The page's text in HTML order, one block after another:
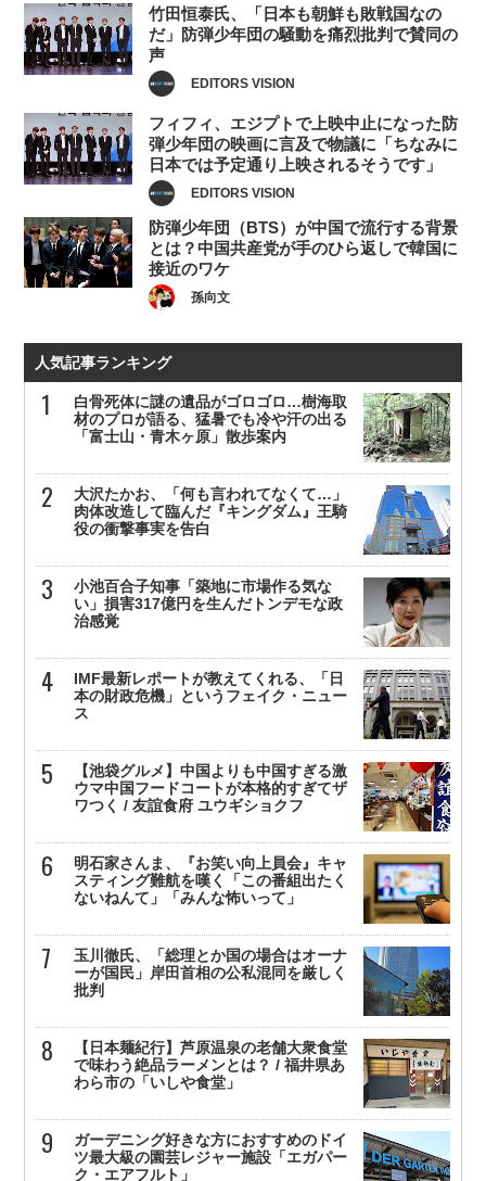
竹田恒泰氏、「日本も朝鮮も敗戦国なの
だ」防弾少年団の騒動を痛烈批判で賛同の
声
EDITORS VISION
フィフィ、エジプトで上映中止になった防
弾少年団の映画に言及で物議に「ちなみに
日本では予定通り上映されるそうです」
EDITORS VISION
防弾少年団（BTS）が中国で流行する背景
とは？中国共産党が手のひら返しで韓国に
接近のワケ
孫向文
人気記事ランキング
白骨死体に謎の遺品がゴロゴロ…樹海取
材のプロが語る、猛暑でも冷や汗の出る
「富士山・青木ヶ原」散歩案内
大沢たかお、「何も言われてなくて…」
肉体改造して臨んだ『キングダム』王騎
役の衝撃事実を告白
小池百合子知事「築地に市場作る気な
い」損害317億円を生んだトンデモな政
治感覚
IMF最新レポートが教えてくれる、「日
本の財政危機」というフェイク・ニュー
ス
【池袋グルメ】中国よりも中国すぎる激
ウマ中国フードコートが本格的すぎてザ
ワつく / 友誼食府 ユウギショクフ
明石家さんま、『お笑い向上員会』キャ
スティング難航を嘆く「この番組出たく
ないねんて」「みんな怖いって」
玉川徹氏、「総理とか国の場合はオーナ
ーが国民」岸田首相の公私混同を厳しく
批判
【日本麺紀行】芦原温泉の老舗大衆食堂
で味わう絶品ラーメンとは？ / 福井県あ
わら市の「いしや食堂」
ガーデニング好きな方におすすめのドイ
ツ最大級の園芸レジャー施設「エガパー
ク・エアフルト」